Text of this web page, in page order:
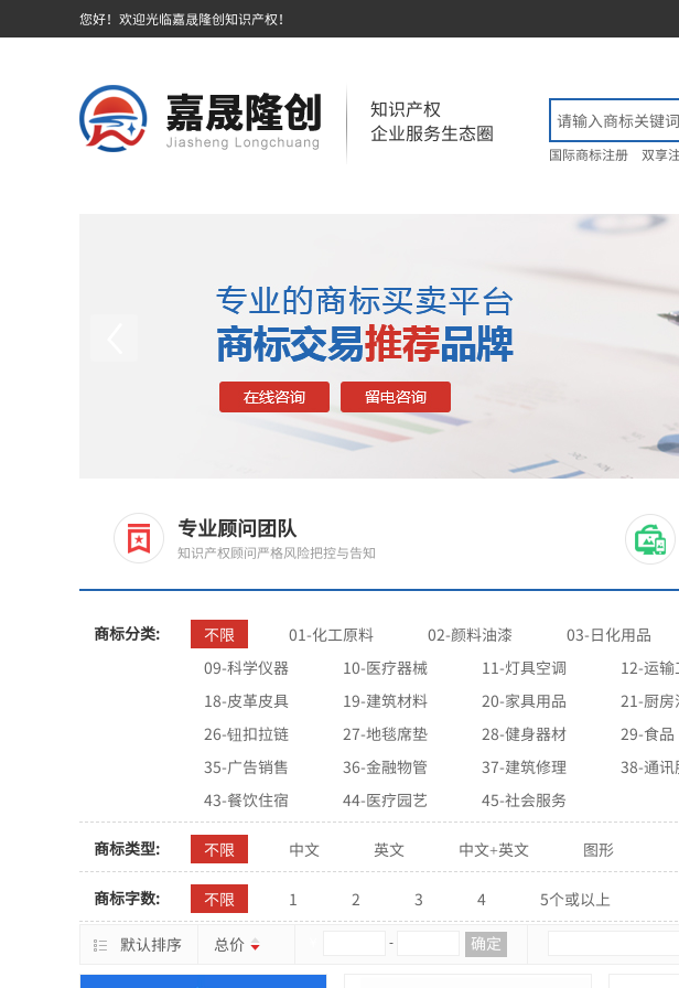
您好！欢迎光临嘉晟隆创知识产权！
知识产权
企业服务生态圈
国际商标注册 双享
专业顾问团队
知识产权顾问严格风险把控与告知
商标分类: 不限 01-化工原料 02-颜料油漆 03-日化用品
09-科学仪器
10-医疗器械 11-灯具空调 12-运输
18-皮革皮具
19-建筑材料 20-家具用品 21-厨房
26-钮扣拉链
27-地毯席垫 28-健身器材 29-食品
35-广告销售
36-金融物管 37-建筑修理 38-通讯
43-餐饮住宿
44-医疗园艺 45-社会服务
商标类型: 不限 中文 英文 中文+英文 图形
商标字数: 不限 1 2 3 4 5个或以上
默认排序 总价 - 确定